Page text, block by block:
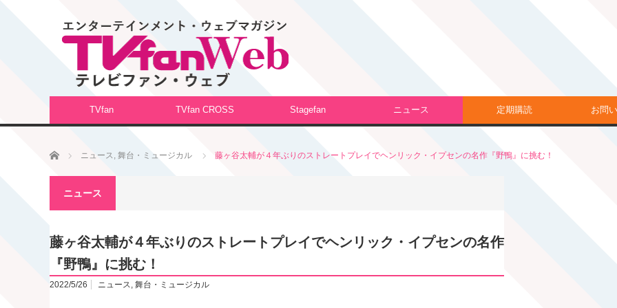
TVfan TVfan CROSS Stagefan ニュース 定期購読 お問
ホーム ニュース, 舞台・ミュージカル 藤ヶ谷太輔が４年ぶりのストレートプレイでヘンリック・イプセンの名作『野鴨』に挑む！
ニュース
藤ヶ谷太輔が４年ぶりのストレートプレイでヘンリック・イプセンの名作
『野鴨』に挑む！
2022/5/26 ニュース, 舞台・ミュージカル